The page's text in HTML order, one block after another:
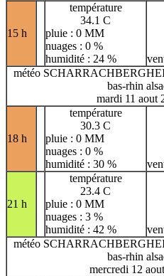
15 h
température
34.1 C
pluie : 0 MM
nuages : 0 %
humidité : 24 %
météo
bas-rhin
mardi 11 aout
18 h
température
30.3 C
pluie : 0 MM
nuages : 0 %
humidité : 30 %
21 h
température
23.4 C
pluie : 0 MM
nuages : 3 %
humidité : 42 %
météo
bas-rhin
mercredi 12